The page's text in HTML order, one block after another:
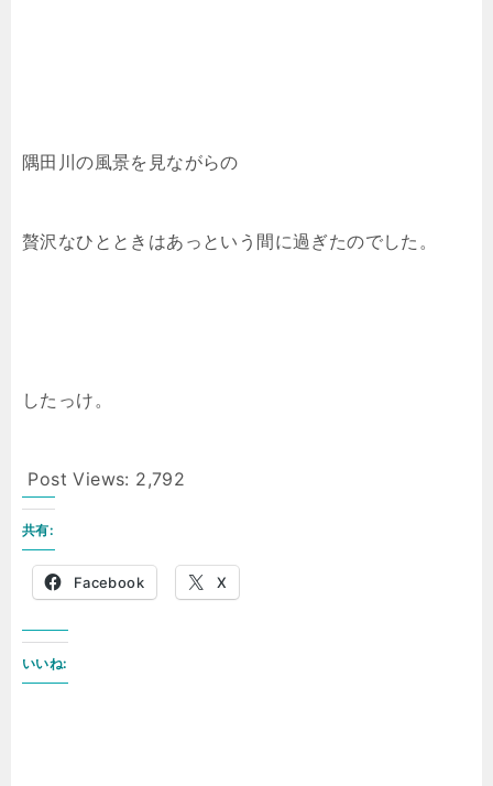
隅田川の風景を見ながらの
贅沢なひとときはあっという間に過ぎたのでした。
したっけ。
Post Views: 2,792
共有:
Facebook X
いいね: